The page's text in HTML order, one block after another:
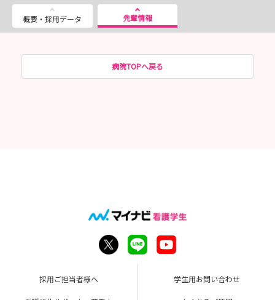
概要・採用データ 先輩情報
病院TOPへ戻る
採用ご担当者様へ 学生用お問い合わせ